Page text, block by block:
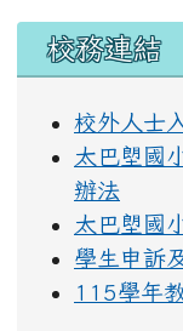
左邊區域內容
校務連結
校外人士
太巴塱國
辦法
太巴塱國
學生申訴
115學年